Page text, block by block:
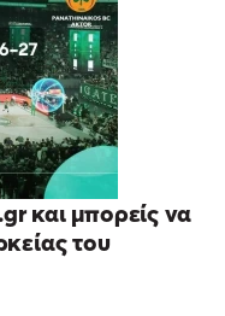
και μπορείς να
του